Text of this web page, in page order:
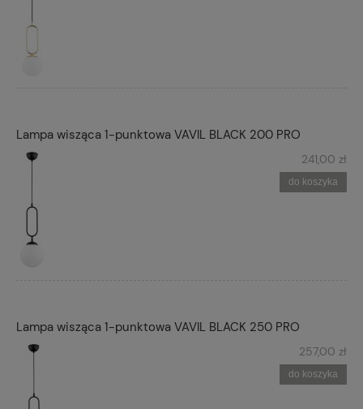
Lampa wisząca 1-punktowa VAVIL BLACK 200 PRO
241,00 zł
do koszyka
Lampa wisząca 1-punktowa VAVIL BLACK 250 PRO
257,00 zł
do koszyka